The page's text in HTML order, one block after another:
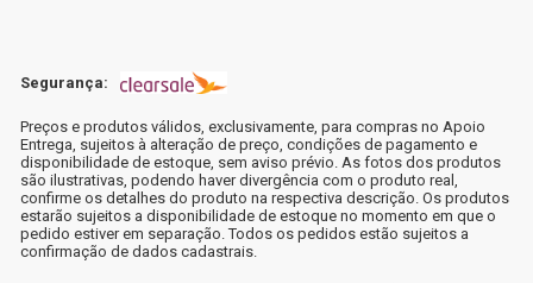
Segurança:
Preços e produtos válidos, exclusivamente, para compras no Apoio
Entrega, sujeitos à alteração de preço, condições de pagamento e
disponibilidade de estoque, sem aviso prévio. As fotos dos produtos
são ilustrativas, podendo haver divergência com o produto real,
confirme os detalhes do produto na respectiva descrição. Os produtos
estarão sujeitos a disponibilidade de estoque no momento em que o
pedido estiver em separação. Todos os pedidos estão sujeitos a
confirmação de dados cadastrais.